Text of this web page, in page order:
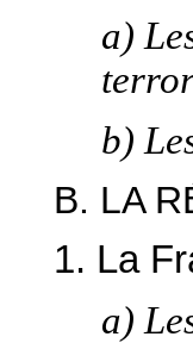
a)
b)
B. LA
1. La
a)